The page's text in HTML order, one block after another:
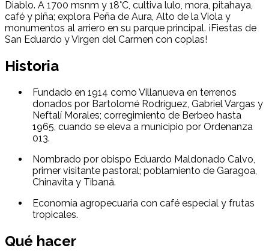
Diablo. A 1700 msnm y 18°C, cultiva lulo, mora, pitahaya,
café y piña; explora Peña de Aura, Alto de la Viola y
monumentos al arriero en su parque principal. ¡Fiestas de
San Eduardo y Virgen del Carmen con coplas!
Historia
Fundado en 1914 como Villanueva en terrenos
donados por Bartolomé Rodríguez, Gabriel Vargas y
Neftalí Morales; corregimiento de Berbeo hasta
1965, cuando se eleva a municipio por Ordenanza
013.
Nombrado por obispo Eduardo Maldonado Calvo,
primer visitante pastoral; poblamiento de Garagoa,
Chinavita y Tibaná.
Economía agropecuaria con café especial y frutas
tropicales.
Qué hacer